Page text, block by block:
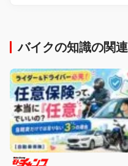
バイクの知識の関